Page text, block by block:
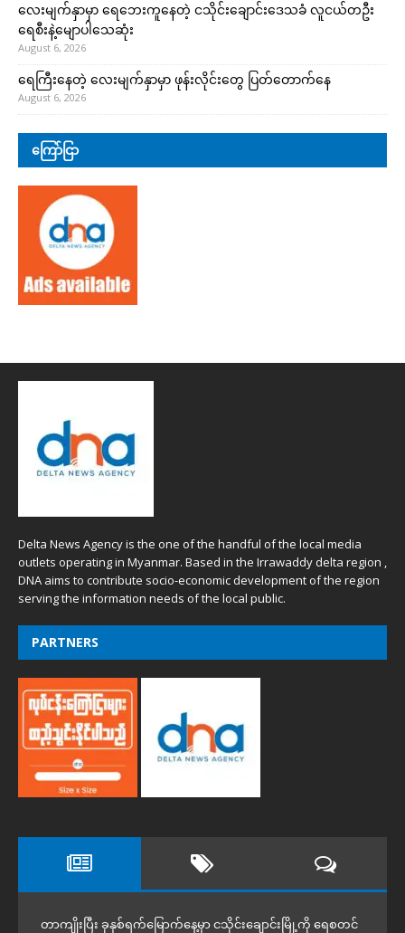
လေးမျက်နှာမှာ ရေဘေးကူနေတဲ့ ငသိုင်းချောင်းဒေသခံ လူငယ်တဦး
ရေစီးနဲ့မျောပါသေဆုံး
August 6, 2026
ရေကြီးနေတဲ့ လေးမျက်နှာမှာ ဖုန်းလိုင်းတွေ ပြတ်တောက်နေ
August 6, 2026
ကြော်ငြာ
Delta News Agency is the one of the handful of the local media
outlets operating in Myanmar. Based in the Irrawaddy delta region ,
DNA aims to contribute socio-economic development of the region
serving the information needs of the local public.
PARTNERS
တာကျိုးပြီး ခုနှစ်ရက်မြောက်နေ့မှာ ငသိုင်းချောင်းမြို့ကို ရေစတင်